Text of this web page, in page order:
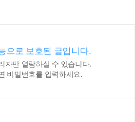
으로 보호된 글입니다.
자만 열람하실 수 있습니다.
비밀번호를 입력하세요.